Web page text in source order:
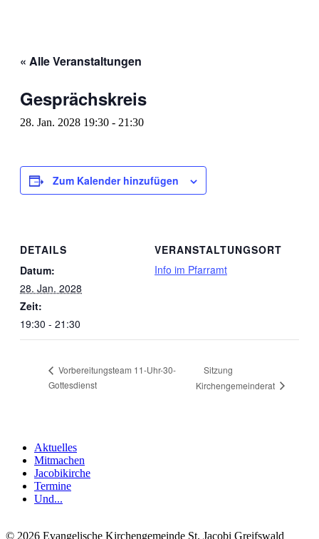
« Alle Veranstaltungen
Gesprächskreis
28. Jan. 2028 19:30 - 21:30
Zum Kalender hinzufügen
DETAILS
Datum:
28. Jan. 2028
Zeit:
19:30 - 21:30
VERANSTALTUNGSORT
Info im Pfarramt
Vorbereitungsteam 11-Uhr-30-
Gottesdienst
Sitzung
Kirchengemeinderat
Aktuelles
Mitmachen
Jacobikirche
Termine
Und...
© 2026 Evangelische Kirchengemeinde St. Jacobi Greifswald